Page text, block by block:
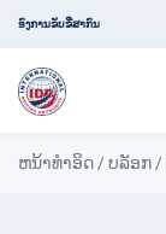
ອົງການຂັບຂີ່ສາກົນ
ຫນ້າທໍາອິດ /ບລັອກ /